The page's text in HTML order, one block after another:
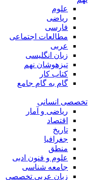
علوم
ریاضی
فارسی
مطالعات اجتماعی
عربی
زبان انگلیسی
تیزهوشان نهم
کتاب کار
گام به گام جامع
تخصصی انسانی
ریاضی و آمار
اقتصاد
تاریخ
جغرافیا
منطق
علوم و فنون ادبی
جامعه شناسی
زبان عربی تخصصی